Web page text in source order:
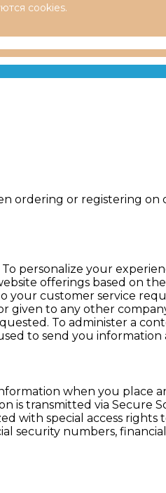
cookies.
or registering on
personalize your
offerings based on
customer service
to any other
To administer a
to send you
when you place
is transmitted via Secure
with special access
security numbers,